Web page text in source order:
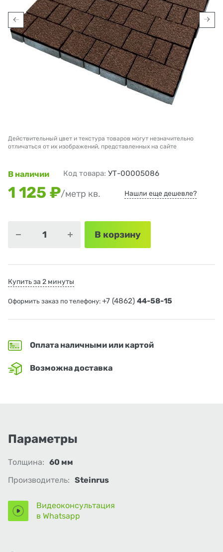
Действительный цвет и текстура товаров могут незначительно
отличаться от их изображений, представленных на сайте
В наличии Код товара: УТ-00005086
1 125 ₽/метр кв. Нашли еще дешевле?
В корзину
Купить за 2 минуты
Оформить заказ по телефону: +7 (4862) 44-58-15
Оплата наличными или картой
Возможна доставка
Параметры
Толщина: 60 мм
Производитель: Steinrus
Видеоконсультация
в Whatsapp